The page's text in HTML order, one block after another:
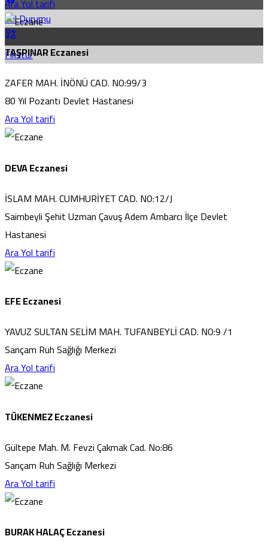
Yol Durumu
Fikstür
TAŞPINAR Eczanesi
ZAFER MAH. İNÖNÜ CAD. NO:99/3
80 Yıl Pozantı Devlet Hastanesi
AraYol tarifi
DEVA Eczanesi
İSLAM MAH. CUMHURİYET CAD. NO:12/J
Saimbeyli Şehit Uzman Çavuş Adem Ambarcı İlçe Devlet
Hastanesi
AraYol tarifi
EFE Eczanesi
YAVUZ SULTAN SELİM MAH. TUFANBEYLİ CAD. NO:9 /1
Sarıçam Ruh Sağlığı Merkezi
AraYol tarifi
TÜKENMEZ Eczanesi
Gültepe Mah. M. Fevzi Çakmak Cad. No:86
Sarıçam Ruh Sağlığı Merkezi
AraYol tarifi
BURAK HALAÇ Eczanesi